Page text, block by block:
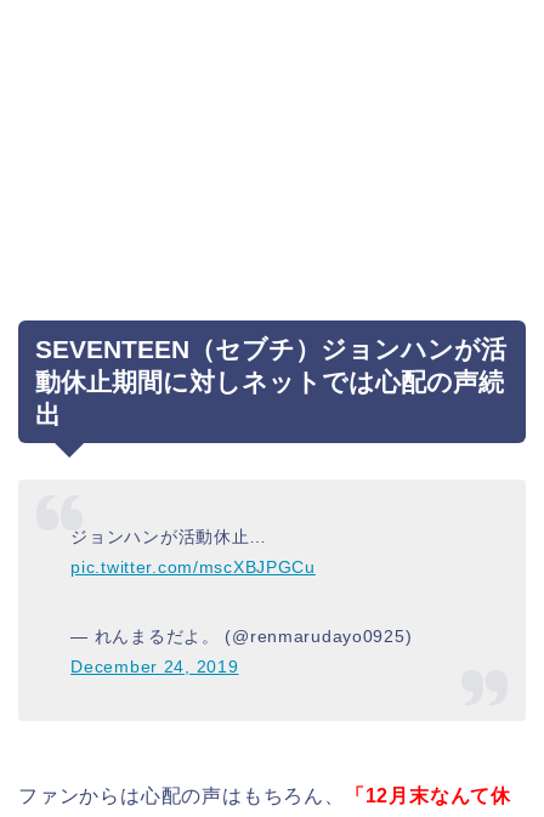
SEVENTEEN（セブチ）ジョンハンが活
動休止期間に対しネットでは心配の声続
出
ジョンハンが活動休止…
pic.twitter.com/mscXBJPGCu
— れんまるだよ。 (@renmarudayo0925)
December 24, 2019
ファンからは心配の声はもちろん、
「12月末なんて休